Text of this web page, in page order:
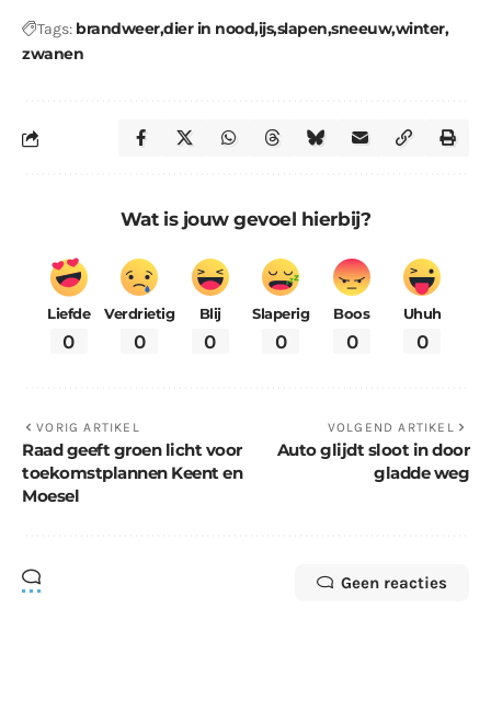
Tags: brandweerdier in noodijsslapen sneeuwwinter
zwanen
Wat is jouw gevoel hierbij?
Liefde
0
Verdrietig
0
Blij
0
Slaperig
0
Boos
0
Uhuh
0
VORIG ARTIKEL
Raad geeft groen licht voor
toekomstplannen Keent en
Moesel
VOLGEND ARTIKEL
Auto glijdt sloot in door
gladde weg
Geen reacties